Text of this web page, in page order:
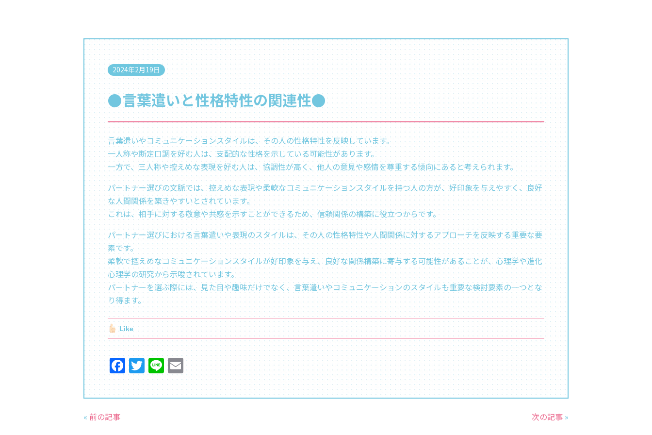
2024年2月19日
●言葉遣いと性格特性の関連性●
言葉遣いやコミュニケーションスタイルは、その人の性格特性を反映しています。
一人称や断定口調を好む人は、支配的な性格を示している可能性があります。
一方で、三人称や控えめな表現を好む人は、協調性が高く、他人の意見や感情を尊重する傾向にあると考えられます。
パートナー選びの文脈では、控えめな表現や柔軟なコミュニケーションスタイルを持つ人の方が、好印象を与えやすく、良好
な人間関係を築きやすいとされています。
これは、相手に対する敬意や共感を示すことができるため、信頼関係の構築に役立つからです。
パートナー選びにおける言葉遣いや表現のスタイルは、その人の性格特性や人間関係に対するアプローチを反映する重要な要
素です。
柔軟で控えめなコミュニケーションスタイルが好印象を与え、良好な関係構築に寄与する可能性があることが、心理学や進化
心理学の研究から示唆されています。
パートナーを選ぶ際には、見た目や趣味だけでなく、言葉遣いやコミュニケーションのスタイルも重要な検討要素の一つとな
り得ます。
Like
F
a
c
T
w
itt
Li
n
e
E
m
ai
« 前の記事 次の記事 »